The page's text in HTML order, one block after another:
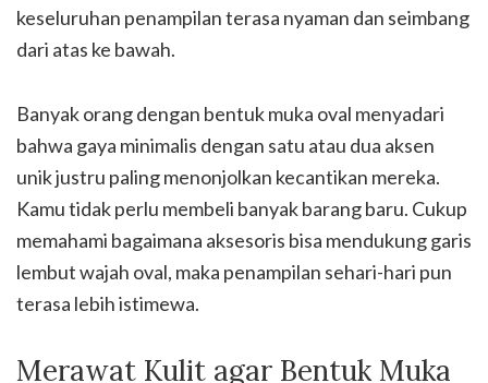
keseluruhan penampilan terasa nyaman dan seimbang
dari atas ke bawah.
Banyak orang dengan bentuk muka oval menyadari
bahwa gaya minimalis dengan satu atau dua aksen
unik justru paling menonjolkan kecantikan mereka.
Kamu tidak perlu membeli banyak barang baru. Cukup
memahami bagaimana aksesoris bisa mendukung garis
lembut wajah oval, maka penampilan sehari-hari pun
terasa lebih istimewa.
Merawat Kulit agar Bentuk Muka